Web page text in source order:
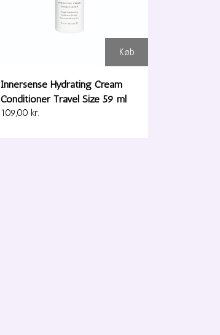
Køb
Innersense Hydrating Cream
Conditioner Travel Size 59 ml
109,00 kr.